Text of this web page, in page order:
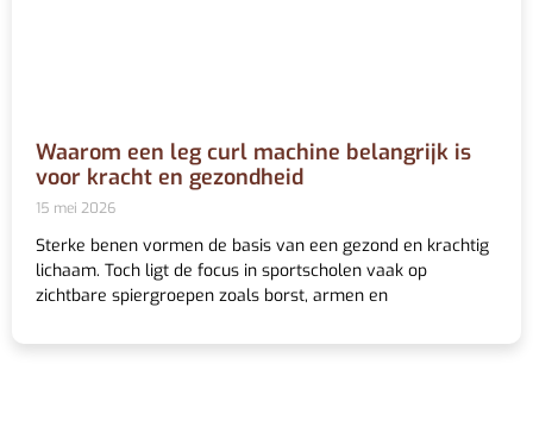
Waarom een leg curl machine belangrijk is
voor kracht en gezondheid
15 mei 2026
Sterke benen vormen de basis van een gezond en krachtig
lichaam. Toch ligt de focus in sportscholen vaak op
zichtbare spiergroepen zoals borst, armen en